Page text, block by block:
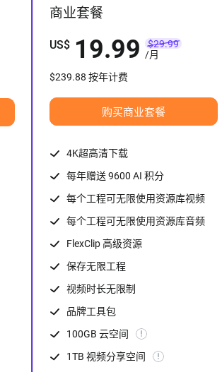
商业套餐
US$ 19.99
$29.99
/月
$239.88 按年计费
购买商业套餐
4K超高清下载
每年赠送 9600 AI 积分
每个工程可无限使用资源库视频
每个工程可无限使用资源库音频
FlexClip 高级资源
保存无限工程
视频时长无限制
品牌工具包
100GB 云空间
1TB 视频分享空间